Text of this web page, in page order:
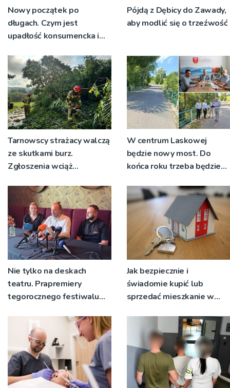
Nowy początek po
długach. Czym jest
upadłość konsumencka i
rozsądnym wyjściem?
Pójdą z Dębicy do Zawady,
aby modlić się o trzeźwość
Tarnowscy strażacy walczą
ze skutkami burz.
Zgłoszenia wciąż
W centrum Laskowej
będzie nowy most. Do
końca roku trzeba będzie
Nie tylko na deskach
teatru. Prapremiery
tegorocznego festiwalu
niecodziennych
okolicznościach
Jak bezpiecznie i
świadomie kupić lub
sprzedać mieszkanie w